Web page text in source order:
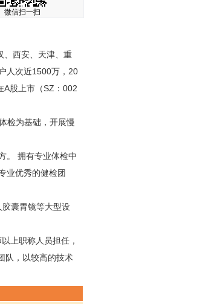
微信扫一扫
、西安、天津、重
人次近1500万，20
A股上市（SZ：002
检为基础，开展慢
。 拥有专业体检中
业优秀的健检团
囊胃镜等大型设
上职称人员担任，
队，以较高的技术